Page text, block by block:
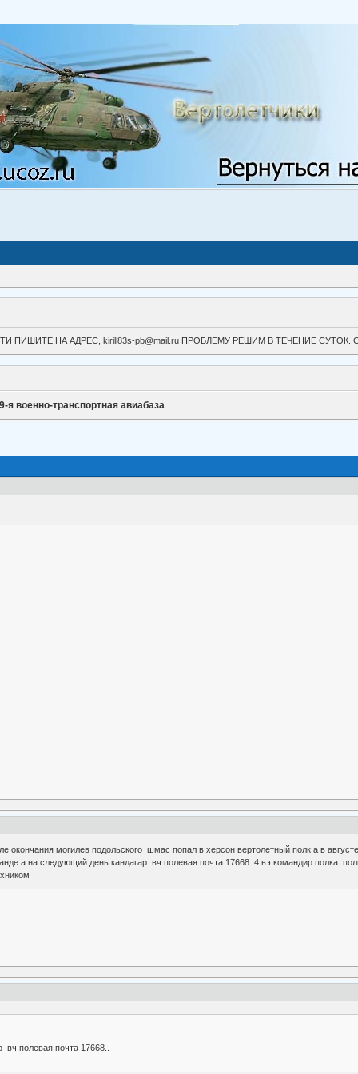
ПИШИТЕ НА АДРЕС, kirill83s-pb@mail.ru ПРОБЛЕМУ РЕШИМ В ТЕЧЕНИЕ
я военно-транспортная авиабаза
окончания могилев подольского шмас попал в херсон вертолетный полк а в
а на следующий день кандагар вч полевая почта 17668 4 вэ командир полка
вч полевая почта 17668..